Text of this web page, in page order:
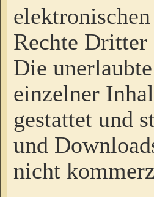
Rechte Dritter
Die
einzelner
gestattet und
und
nicht